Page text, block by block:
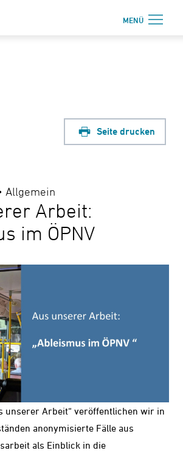
MENÜ
Beratung
Weiterbildung
Leichte
Sprache
Seite drucken
Allgemein
Arbeit:
im ÖPNV
unserer Arbeit“ veröffentlichen wir in
anonymisierte Fälle aus
als Einblick in die